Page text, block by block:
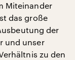
Miteinander
das große
der
und unser
zu den